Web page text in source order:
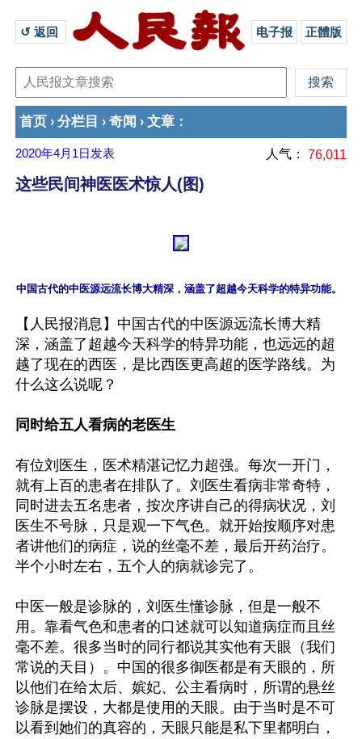
↺ 返回 电子报 正體版
首页 › 分栏目 › 奇闻 › 文章 ：
2020年4月1日 发表 人气： 76,011
这些民间神医医术惊人(图)
【人民报消息】中国古代的中医源远流长博大精
深，涵盖了超越今天科学的特异功能，也远远的超
越了现在的西医，是比西医更高超的医学路线。为
什么这么说呢？
同时给五人看病的老医生
有位刘医生，医术精湛记忆力超强。每次一开门，
就有上百的患者在排队了。刘医生看病非常奇特，
同时进去五名患者，按次序讲自己的得病状况，刘
医生不号脉，只是观一下气色。就开始按顺序对患
者讲他们的病症，说的丝毫不差，最后开药治疗。
半个小时左右，五个人的病就诊完了。
中医一般是诊脉的，刘医生懂诊脉，但是一般不
用。靠看气色和患者的口述就可以知道病症而且丝
毫不差。很多当时的同行都说其实他有天眼（我们
常说的天目）。中国的很多御医都是有天眼的，所
以他们在给太后、嫔妃、公主看病时，所谓的悬丝
诊脉是摆设，大都是使用的天眼。由于当时是不可
以看到她们的真容的，天眼只能是私下里都明白，